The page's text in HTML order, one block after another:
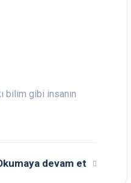
bilim gibi insanın
devam et